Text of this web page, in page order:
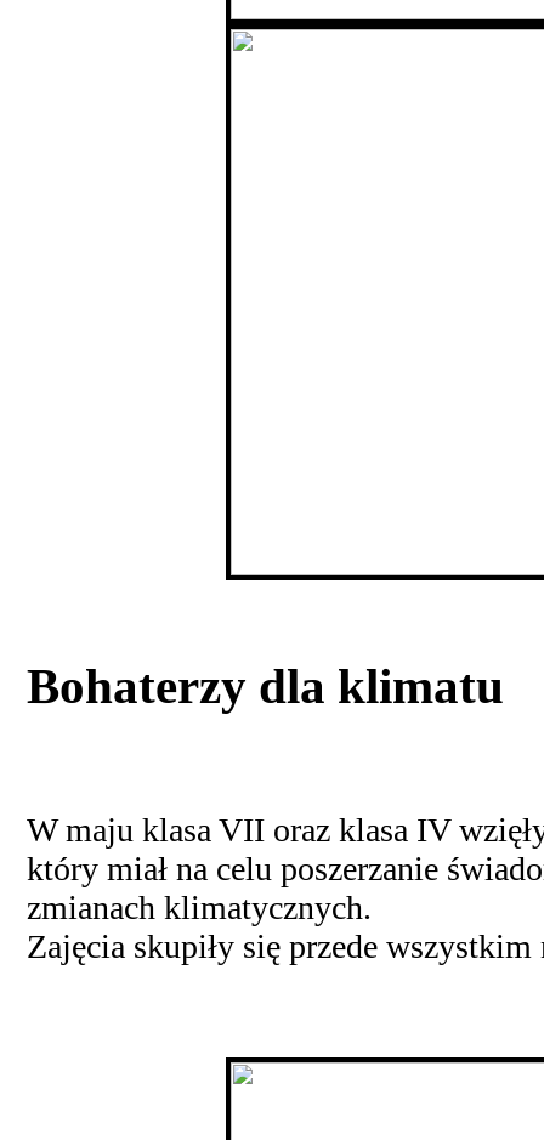
Bohaterzy dla klimatu
W maju klasa VII oraz klasa IV
który miał na celu poszerzanie
zmianach klimatycznych.
Zajęcia skupiły się przede